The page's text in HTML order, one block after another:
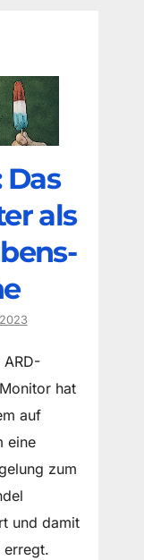
Das
als
hat
auf
eine
zum
und damit
erregt.